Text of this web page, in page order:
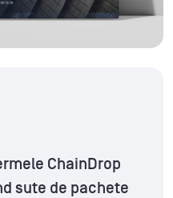
ChainDrop
sute de pachete